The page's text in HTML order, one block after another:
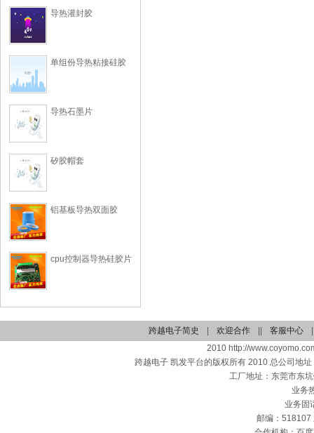
导热灌封胶
单组份导热粘接硅胶
导热石墨片
矽胶帽套
铝基板导热双面胶
cpu控制器导热硅胶片
跨越电子简史 欢迎合作 客服中心
2010 http://
跨越电子 凯发平台的版权所有 2010 总公司地
工厂地址：东莞市东
业务
业务固
邮编：518107